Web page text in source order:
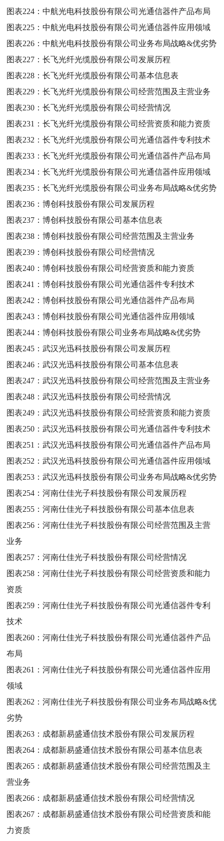
图表224：中航光电科技股份有限公司光通信器件产品布局
图表225：中航光电科技股份有限公司光通信器件应用领域
图表226：中航光电科技股份有限公司业务布局战略&优劣势
图表227：长飞光纤光缆股份有限公司发展历程
图表228：长飞光纤光缆股份有限公司基本信息表
图表229：长飞光纤光缆股份有限公司经营范围及主营业务
图表230：长飞光纤光缆股份有限公司经营情况
图表231：长飞光纤光缆股份有限公司经营资质和能力资质
图表232：长飞光纤光缆股份有限公司光通信器件专利技术
图表233：长飞光纤光缆股份有限公司光通信器件产品布局
图表234：长飞光纤光缆股份有限公司光通信器件应用领域
图表235：长飞光纤光缆股份有限公司业务布局战略&优劣势
图表236：博创科技股份有限公司发展历程
图表237：博创科技股份有限公司基本信息表
图表238：博创科技股份有限公司经营范围及主营业务
图表239：博创科技股份有限公司经营情况
图表240：博创科技股份有限公司经营资质和能力资质
图表241：博创科技股份有限公司光通信器件专利技术
图表242：博创科技股份有限公司光通信器件产品布局
图表243：博创科技股份有限公司光通信器件应用领域
图表244：博创科技股份有限公司业务布局战略&优劣势
图表245：武汉光迅科技股份有限公司发展历程
图表246：武汉光迅科技股份有限公司基本信息表
图表247：武汉光迅科技股份有限公司经营范围及主营业务
图表248：武汉光迅科技股份有限公司经营情况
图表249：武汉光迅科技股份有限公司经营资质和能力资质
图表250：武汉光迅科技股份有限公司光通信器件专利技术
图表251：武汉光迅科技股份有限公司光通信器件产品布局
图表252：武汉光迅科技股份有限公司光通信器件应用领域
图表253：武汉光迅科技股份有限公司业务布局战略&优劣势
图表254：河南仕佳光子科技股份有限公司发展历程
图表255：河南仕佳光子科技股份有限公司基本信息表
图表256：河南仕佳光子科技股份有限公司经营范围及主营
业务
图表257：河南仕佳光子科技股份有限公司经营情况
图表258：河南仕佳光子科技股份有限公司经营资质和能力
资质
图表259：河南仕佳光子科技股份有限公司光通信器件专利
技术
图表260：河南仕佳光子科技股份有限公司光通信器件产品
布局
图表261：河南仕佳光子科技股份有限公司光通信器件应用
领域
图表262：河南仕佳光子科技股份有限公司业务布局战略&优
劣势
图表263： 成都新易盛通信技术股份有限公司发展历程
图表264： 成都新易盛通信技术股份有限公司基本信息表
图表265： 成都新易盛通信技术股份有限公司经营范围及主
营业务
图表266： 成都新易盛通信技术股份有限公司经营情况
图表267： 成都新易盛通信技术股份有限公司经营资质和能
力资质